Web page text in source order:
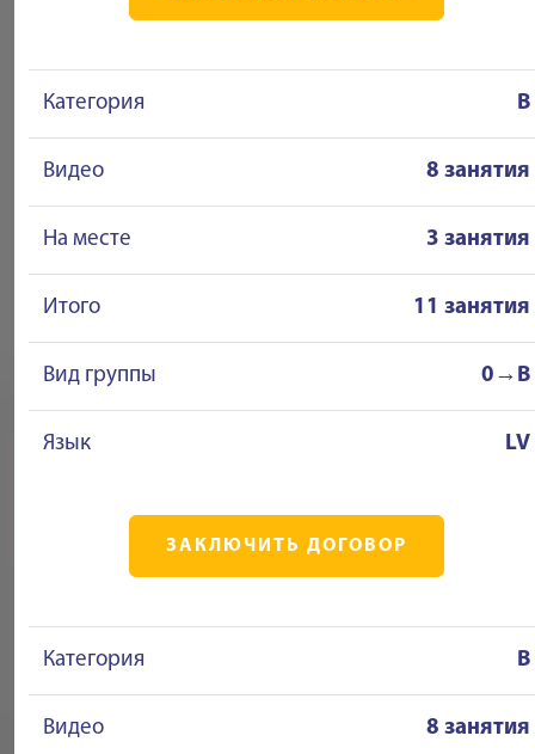
Категория B
Видео 8 занятия
На месте 3 занятия
Итого 11 занятия
Вид группы 0→B
Язык LV
ЗАКЛЮЧИТЬ ДОГОВОР
Категория B
Видео 8 занятия